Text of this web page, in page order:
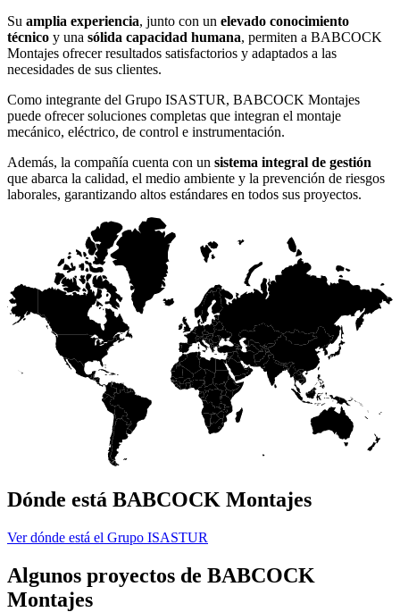
Su amplia experiencia, junto con un elevado conocimiento
técnico y una sólida capacidad humana, permiten a BABCOCK
Montajes ofrecer resultados satisfactorios y adaptados a las
necesidades de sus clientes.
Como integrante del Grupo ISASTUR, BABCOCK Montajes
puede ofrecer soluciones completas que integran el montaje
mecánico, eléctrico, de control e instrumentación.
Además, la compañía cuenta con un sistema integral de gestión
que abarca la calidad, el medio ambiente y la prevención de riesgos
laborales, garantizando altos estándares en todos sus proyectos.
Dónde está BABCOCK Montajes
Ver dónde está el Grupo ISASTUR
Algunos proyectos de BABCOCK
Montajes